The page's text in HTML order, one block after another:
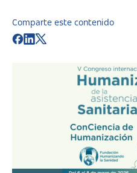
Comparte este contenido